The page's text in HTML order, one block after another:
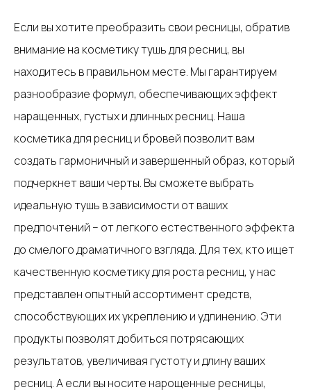
Если вы хотите преобразить свои ресницы, обратив
внимание на косметику тушь для ресниц, вы
находитесь в правильном месте. Мы гарантируем
разнообразие формул, обеспечивающих эффект
наращенных, густых и длинных ресниц. Наша
косметика для ресниц и бровей позволит вам
создать гармоничный и завершенный образ, который
подчеркнет ваши черты. Вы сможете выбрать
идеальную тушь в зависимости от ваших
предпочтений – от легкого естественного эффекта
до смелого драматичного взгляда. Для тех, кто ищет
качественную косметику для роста ресниц, у нас
представлен опытный ассортимент средств,
способствующих их укреплению и удлинению. Эти
продукты позволят добиться потрясающих
результатов, увеличивая густоту и длину ваших
ресниц. А если вы носите нарощенные ресницы,